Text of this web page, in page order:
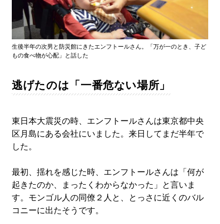
生後半年の次男と防災館にきたエンフトールさん。「万が一のとき、子ど
もの食べ物が心配」と話した
逃げたのは「一番危ない場所」
東日本大震災の時、エンフトールさんは東京都中央
区月島にある会社にいました。来日してまだ半年で
した。
最初、揺れを感じた時、エンフトールさんは「何が
起きたのか、まったくわからなかった」と言いま
す。モンゴル人の同僚２人と、とっさに近くのバル
コニーに出たそうです。